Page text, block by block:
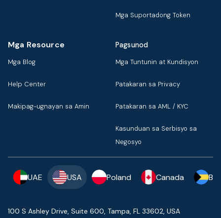
Mga Suportadong Token
Mga Resource
Mga Blog
Help Center
Makipag-ugnayan sa Amin
Pagsunod
Mga Tuntunin at Kundisyon
Patakaran sa Privacy
Patakaran sa AML / KYC
Kasunduan sa Serbisyo sa
Negosyo
UAE USA Poland Canada
100 S Ashley Drive, Suite 600, Tampa, FL 33602, USA